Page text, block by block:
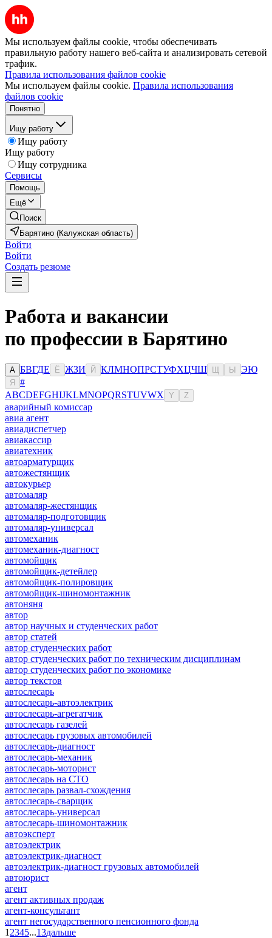
Мы используем файлы cookie, чтобы обеспечивать
правильную работу нашего веб-сайта и анализировать сетевой
трафик.
Правила использования файлов cookie
Мы используем файлы cookie. Правила использования
файлов cookie
Понятно
Ищу работу
Ищу работу
Ищу работу
Ищу сотрудника
Сервисы
Помощь
Ещё
Поиск
Барятино (Калужская область)
Войти
Войти
Создать резюме
Работа и вакансии
по профессии в Барятино
А БВГДЕ Ё ЖЗИ Й КЛМНОПРСТУФХЦЧШ Ы ЭЮ
Я
#
ABCDEFGHIJKLMNOPQRSTUVWX Y Z
аварийный комиссар
авиа агент
авиадиспетчер
авиакассир
авиатехник
автоарматурщик
автожестянщик
автокурьер
автомаляр
автомаляр-жестянщик
автомаляр-подготовщик
автомаляр-универсал
автомеханик
автомеханик-диагност
автомойщик
автомойщик-детейлер
автомойщик-полировщик
автомойщик-шиномонтажник
автоняня
автор
автор научных и студенческих работ
автор статей
автор студенческих работ
автор студенческих работ по техническим дисциплинам
автор студенческих работ по экономике
автор текстов
автослесарь
автослесарь-автоэлектрик
автослесарь-агрегатчик
автослесарь газелей
автослесарь грузовых автомобилей
автослесарь-диагност
автослесарь-механик
автослесарь-моторист
автослесарь на СТО
автослесарь развал-схождения
автослесарь-сварщик
автослесарь-универсал
автослесарь-шиномонтажник
автоэксперт
автоэлектрик
автоэлектрик-диагност
автоэлектрик-диагност грузовых автомобилей
автоюрист
агент
агент активных продаж
агент-консультант
агент негосударственного пенсионного фонда
1 2345...13дальше